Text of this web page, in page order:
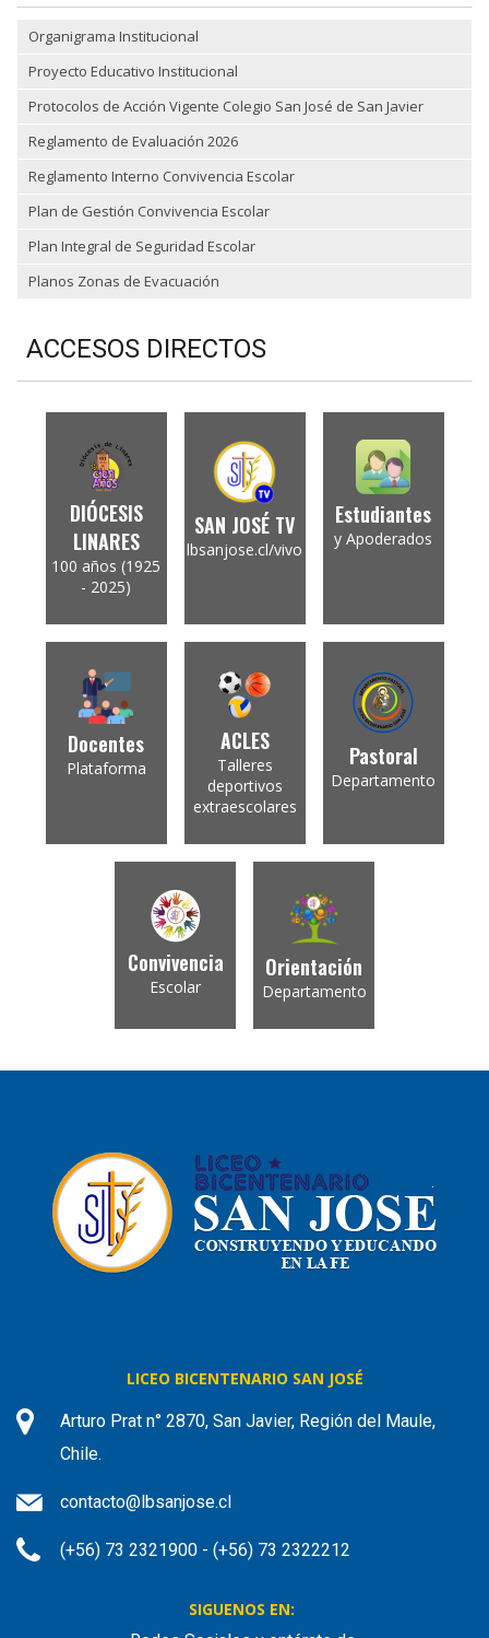
Organigrama Institucional
Proyecto Educativo Institucional
Protocolos de Acción Vigente Colegio San José de San Javier
Reglamento de Evaluación 2026
Reglamento Interno Convivencia Escolar
Plan de Gestión Convivencia Escolar
Plan Integral de Seguridad Escolar
Planos Zonas de Evacuación
ACCESOS DIRECTOS
DIÓCESIS
LINARES
100 años (1925
- 2025)
SAN JOSÉ TV
lbsanjose.cl/vivo
Estudiantes
y Apoderados
Docentes
Plataforma
ACLES
Talleres
deportivos
extraescolares
Pastoral
Departamento
Convivencia
Escolar
Orientación
Departamento
LICEO BICENTENARIO SAN JOSÉ
Arturo Prat n° 2870, San Javier, Región del Maule,
Chile.
contacto@lbsanjose.cl
(+56) 73 2321900 - (+56) 73 2322212
SIGUENOS EN: